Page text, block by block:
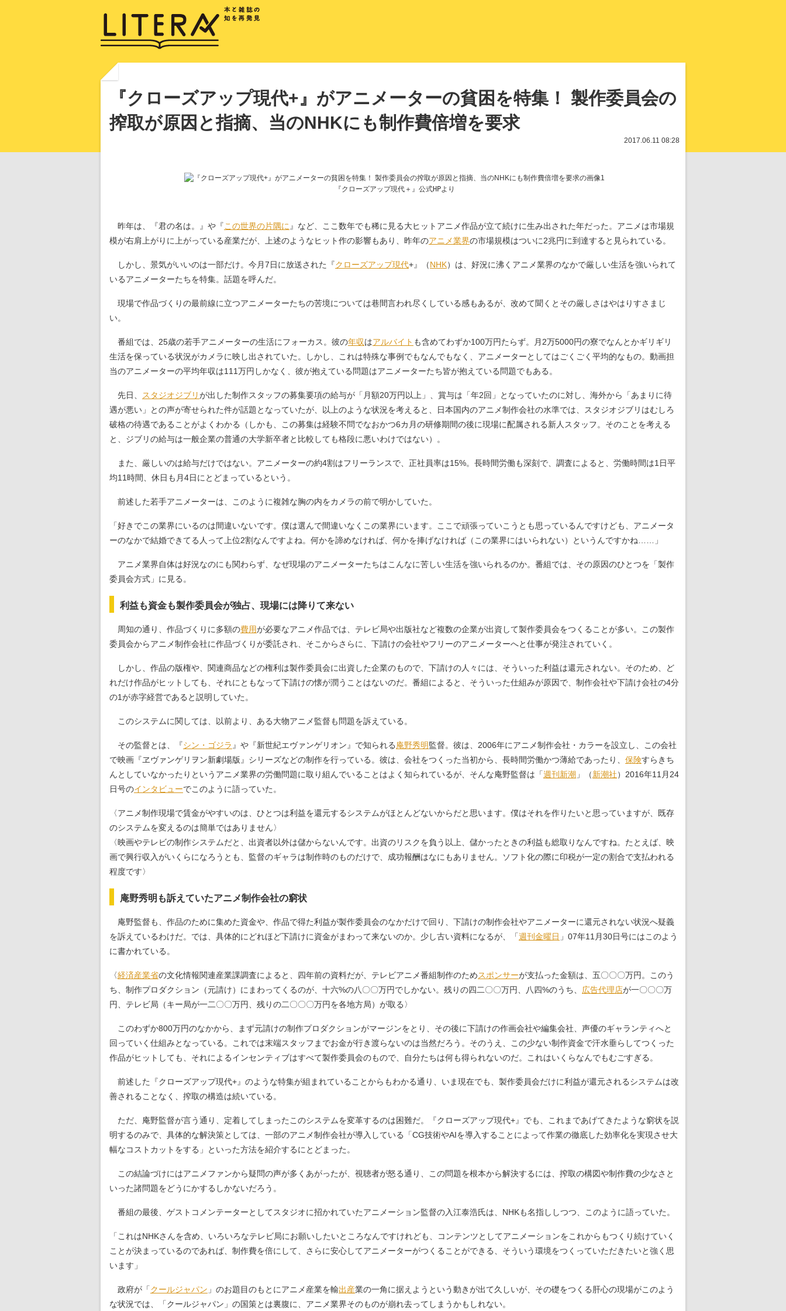
『クローズアップ現代+』がアニメーターの貧困を特集！ 製作委員会の
搾取が原因と指摘、当のNHKにも制作費倍増を要求
2017.06.11 08:28
『クローズアップ現代＋』公式HPより
昨年は、『君の名は。』や『この世界の片隅に 』など、ここ数年でも稀に見る大ヒットアニメ作品が立て続けに生み出された年だった。アニメは市場規
模が右肩上がりに上がっている産業だが、上述のようなヒット作の影響もあり、昨年のアニメ業界の市場規模はついに2兆円に到達すると見られている。
しかし、景気がいいのは一部だけ。今月7日に放送された『クローズアップ現代+』（NHK）は、好況に沸くアニメ業界のなかで厳しい生活を強いられて
いるアニメーターたちを特集。話題を呼んだ。
現場で作品づくりの最前線に立つアニメーターたちの苦境については巷間言われ尽くしている感もあるが、改めて聞くとその厳しさはやはりすさまじ
い。
番組では、25歳の若手アニメーターの生活にフォーカス。彼の年収はアルバイト も含めてわずか100万円たらず。月2万5000円の寮でなんとかギリギリ
生活を保っている状況がカメラに映し出されていた。しかし、これは特殊な事例でもなんでもなく、アニメーターとしてはごくごく平均的なもの。動画担
当のアニメーターの平均年収は111万円しかなく、彼が抱えている問題はアニメーターたち皆が抱えている問題でもある。
先日、 スタジオジブリが出した制作スタッフの募集要項の給与が「月額20万円以上」、賞与は「年2回」となっていたのに対し、海外から「あまりに待
遇が悪い」との声が寄せられた件が話題となっていたが、以上のような状況を考えると、日本国内のアニメ制作会社の水準では、スタジオジブリはむしろ
破格の待遇であることがよくわかる（しかも、この募集は経験不問でなおかつ6カ月の研修期間の後に現場に配属される新人スタッフ。そのことを考える
と、ジブリの給与は一般企業の普通の大学新卒者と比較しても格段に悪いわけではない）。
また、厳しいのは給与だけではない。アニメーターの約4割はフリーランスで、正社員率は15%。長時間労働も深刻で、調査によると、労働時間は1日平
均11時間、休日も月4日にとどまっているという。
前述した若手アニメーターは、このように複雑な胸の内をカメラの前で明かしていた。
「好きでこの業界にいるのは間違いないです。僕は選んで間違いなくこの業界にいます。ここで頑張っていこうとも思っているんですけども、アニメータ
ーのなかで結婚できてる人って上位2割なんですよね。何かを諦めなければ、何かを捧げなければ（この業界にはいられない）というんですかね……」
アニメ業界自体は好況なのにも関わらず、なぜ現場のアニメーターたちはこんなに苦しい生活を強いられるのか。番組では、その原因のひとつを「製作
委員会方式」に見る。
利益も資金も製作委員会が独占、現場には降りて来ない
周知の通り、作品づくりに多額の費用が必要なアニメ作品では、テレビ局や出版社など複数の企業が出資して製作委員会をつくることが多い。この製作
委員会からアニメ制作会社に作品づくりが委託され、そこからさらに、下請けの会社やフリーのアニメーターへと仕事が発注されていく。
しかし、作品の版権や、関連商品などの権利は製作委員会に出資した企業のもので、下請けの人々には、そういった利益は還元されない。そのため、ど
れだけ作品がヒットしても、それにともなって下請けの懐が潤うことはないのだ。番組によると、そういった仕組みが原因で、制作会社や下請け会社の4分
の1が赤字経営であると説明していた。
このシステムに関しては、以前より、ある大物アニメ監督も問題を訴えている。
その監督とは、『シン・ゴジラ 』や『新世紀エヴァンゲリオン』で知られる 庵野秀明監督。彼は、2006年にアニメ制作会社・カラーを設立し、この会社
で映画『ヱヴァンゲリヲン新劇場版』シリーズなどの制作を行っている。彼は、会社をつくった当初から、長時間労働かつ薄給であったり、 保険すらきち
んとしていなかったりというアニメ業界の労働問題に取り組んでいることはよく知られているが、そんな庵野監督は「週刊新潮 」（新潮社）2016年11月24
日号のインタビューでこのように語っていた。
〈アニメ制作現場で賃金がやすいのは、ひとつは利益を還元するシステムがほとんどないからだと思います。僕はそれを作りたいと思っていますが、既存
のシステムを変えるのは簡単ではありません〉
〈映画やテレビの制作システムだと、出資者以外は儲からないんです。出資のリスクを負う以上、儲かったときの利益も総取りなんですね。たとえば、映
画で興行収入がいくらになろうとも、監督のギャラは制作時のものだけで、成功報酬はなにもありません。ソフト化の際に印税が一定の割合で支払われる
程度です〉
庵野秀明も訴えていたアニメ制作会社の窮状
庵野監督も、作品のために集めた資金や、作品で得た利益が製作委員会のなかだけで回り、下請けの制作会社やアニメーターに還元されない状況へ疑義
を訴えているわけだ。では、具体的にどれほど下請けに資金がまわって来ないのか。少し古い資料になるが、「週刊金曜日 」07年11月30日号にはこのよう
に書かれている。
〈経済産業省の文化情報関連産業課調査によると、四年前の資料だが、テレビアニメ番組制作のためスポンサーが支払った金額は、五〇〇〇万円。このう
ち、制作プロダクション（元請け）にまわってくるのが、十六%の八〇〇万円でしかない。残りの四二〇〇万円、八四%のうち、 広告代理店が一〇〇〇万
円、テレビ局（キー局が一二〇〇万円、残りの二〇〇〇万円を各地方局）が取る〉
このわずか800万円のなかから、まず元請けの制作プロダクションがマージンをとり、その後に下請けの作画会社や編集会社、声優のギャランティへと
回っていく仕組みとなっている。これでは末端スタッフまでお金が行き渡らないのは当然だろう。そのうえ、この少ない制作資金で汗水垂らしてつくった
作品がヒットしても、それによるインセンティブはすべて製作委員会のもので、自分たちは何も得られないのだ。これはいくらなんでもむごすぎる。
前述した『クローズアップ現代+』のような特集が組まれていることからもわかる通り、いま現在でも、製作委員会だけに利益が還元されるシステムは改
善されることなく、搾取の構造は続いている。
ただ、庵野監督が言う通り、定着してしまったこのシステムを変革するのは困難だ。『クローズアップ現代+』でも、これまであげてきたような窮状を説
明するのみで、具体的な解決策としては、一部のアニメ制作会社が導入している「CG技術やAIを導入することによって作業の徹底した効率化を実現させ大
幅なコストカットをする」といった方法を紹介するにとどまった。
この結論づけにはアニメファンから疑問の声が多くあがったが、視聴者が怒る通り、この問題を根本から解決するには、搾取の構図や制作費の少なさと
いった諸問題をどうにかするしかないだろう。
番組の最後、ゲストコメンテーターとしてスタジオに招かれていたアニメーション監督の入江泰浩氏は、NHKも名指ししつつ、このように語っていた。
「これはNHKさんを含め、いろいろなテレビ局にお願いしたいところなんですけれども、コンテンツとしてアニメーションをこれからもつくり続けていく
ことが決まっているのであれば、制作費を倍にして、さらに安心してアニメーターがつくることができる、そういう環境をつくっていただきたいと強く思
います」
政府が「クールジャパン 」のお題目のもとにアニメ産業を輸出産業の一角に据えようという動きが出て久しいが、その礎をつくる肝心の現場がこのよう
な状況では、「クールジャパン」の国策とは裏腹に、アニメ業界そのものが崩れ去ってしまうかもしれない。